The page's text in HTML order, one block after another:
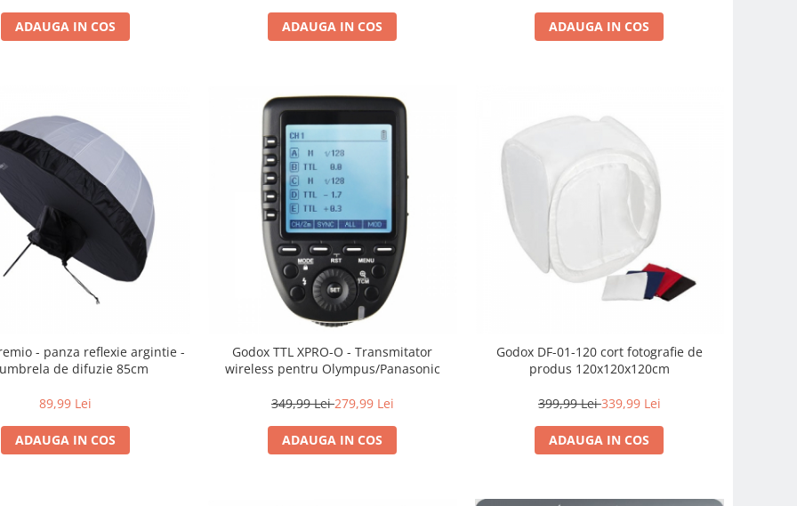
ADAUGA IN COS ADAUGA IN COS ADAUGA IN COS
- panza reflexie argintie -
de difuzie 85cm
89,99 Lei
ADAUGA IN COS
Godox TTL XPRO-O - Transmitator
wireless pentru Olympus/Panasonic
349,99 Lei279,99 Lei
ADAUGA IN COS
Godox DF-01-120 cort fotografie de
produs 120x120x120cm
399,99 Lei339,99 Lei
ADAUGA IN COS